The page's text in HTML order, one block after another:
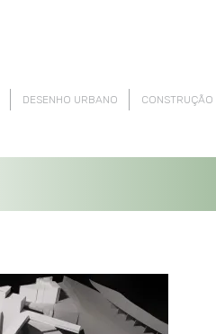
DESENHO URBANO CONSTRUÇÃO